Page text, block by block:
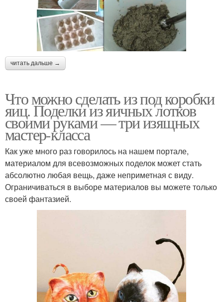
читать дальше →
Что можно сделать из под коробки
яиц. Поделки из яичных лотков
своими руками — три изящных
мастер-класса
Как уже много раз говорилось на нашем портале,
материалом для всевозможных поделок может стать
абсолютно любая вещь, даже неприметная с виду.
Ограничиваться в выборе материалов вы можете только
своей фантазией.